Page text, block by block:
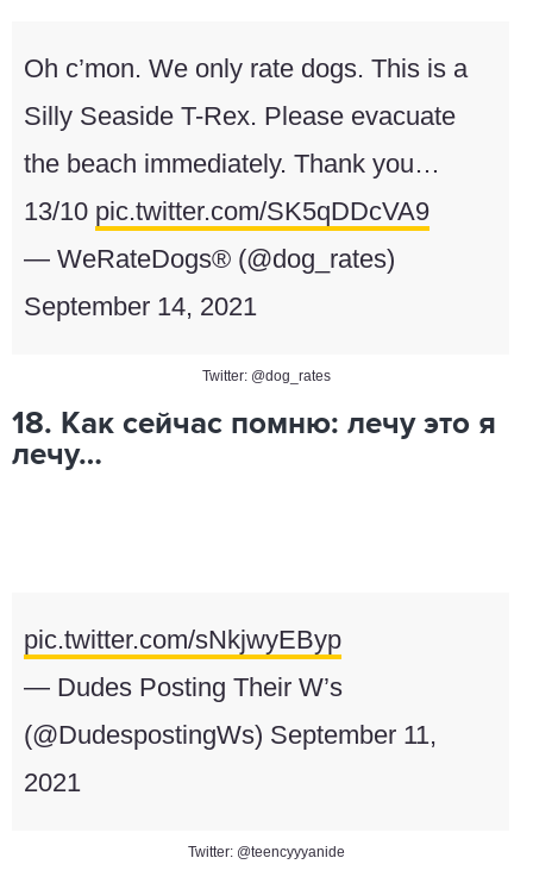
Oh c’mon. We only rate dogs. This is a
Silly Seaside T-Rex. Please evacuate
the beach immediately. Thank you…
13/10 pic.twitter.com/SK5qDDcVA9
— WeRateDogs® (@dog_rates)
September 14, 2021
Twitter: @dog_rates
18. Как сейчас помню: лечу это я
лечу…
pic.twitter.com/sNkjwyEByp
— Dudes Posting Their W’s
(@DudespostingWs) September 11,
2021
Twitter: @teencyyyanide